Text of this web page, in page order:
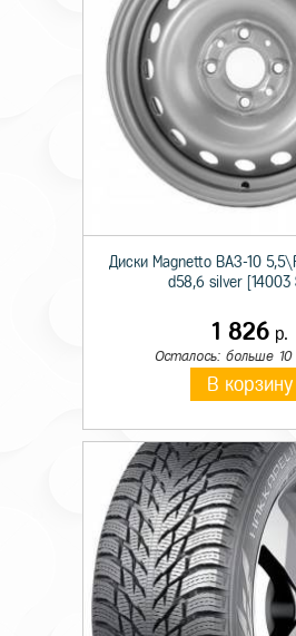
Технические характеристики
Происхождение
Диаметр
Индекс скорости
Индекс нагрузки
Диски Magnetto ВАЗ-10
d58,6 silver [14003
1 826р.
Осталось: больше
В корзину